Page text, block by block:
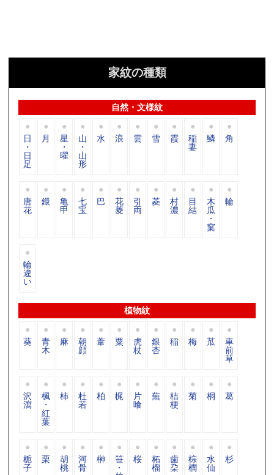
家紋の種類
自然・文様紋
日
・
日
足
月 星
・
曜
山
・
山
形
水 浪 雲 雪 霞 稲
妻
鱗 角
唐
花
鐶 亀
甲
七
宝
巴 花
菱
引
両
菱 村
濃
目
結
木
瓜
・
窠
輪
輪
違
い
植物紋
葵 青
木
麻 朝
顔
葦 粟 虎
杖
銀
杏
稲 梅 苽 車
前
草
沢
瀉
楓
・
紅
葉
柿 杜
若
柏 梶 片
喰
蕪 桔
梗
菊 桐 葛
栀
子
栗 胡
桃
河
骨
榊 笹
・
桜 柘
榴
歯
朶
棕
櫚
水
仙
杉